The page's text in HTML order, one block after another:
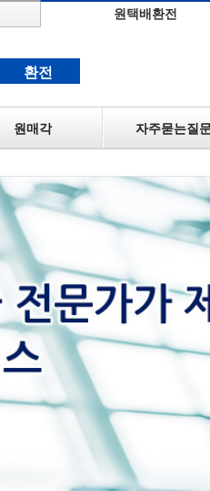
원택배환전
환전
원매각 자주묻는질
원매각